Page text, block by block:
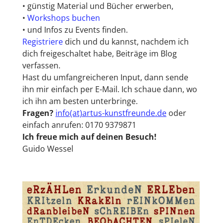
• günstig Material und Bücher erwerben,
• Workshops buchen
• und Infos zu Events finden.
Registrieredich und du kannst, nachdem ich
dich freigeschaltet habe, Beiträge im Blog
verfassen.
Hast du umfangreicheren Input, dann sende
ihn mir einfach per E-Mail. Ich schaue dann, wo
ich ihn am besten unterbringe.
Fragen? info(at)artus-kunstfreunde.deoder
einfach anrufen: 0170 9379871
Ich freue mich auf deinen Besuch!
Guido Wessel